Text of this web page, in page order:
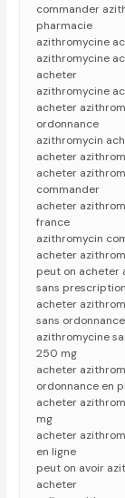
commander
pharmacie
azithromycine
azithromycine
acheter
azithromycine
acheter
ordonnance
azithromycin
acheter
acheter
commander
acheter
france
azithromycin
acheter
peut on acheter
sans prescription
acheter
sans
azithromycine
250 mg
acheter
ordonnance en
acheter
mg
acheter
en ligne
peut on avoir
acheter